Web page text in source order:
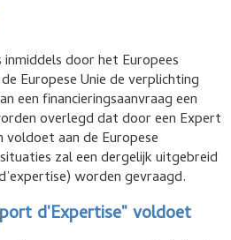
door het Europees
Europese Unie de verplichting
een financieringsaanvraag een
overlegd dat door een Expert
aan de Europese
zal een dergelijk uitgebreid
worden gevraagd.
d'Expertise" voldoet